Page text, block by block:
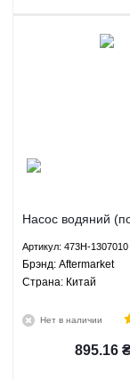
Насос водяний
473H-1307010
Артикул: 473H-1307010
Брэнд: Aftermarket
Страна: Китай
Нет в наличии
895.16